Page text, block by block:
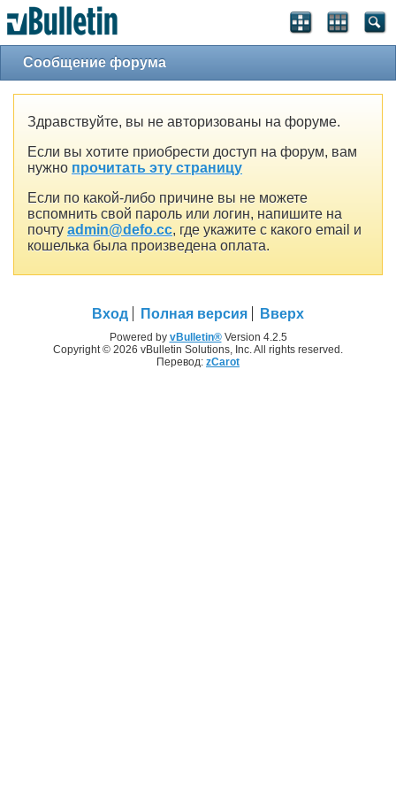
Сообщение форума
Здравствуйте, вы не авторизованы на форуме.
Если вы хотите приобрести доступ на форум, вам
нужно прочитать эту страницу
Если по какой-либо причине вы не можете
вспомнить свой пароль или логин, напишите на
почту admin@defo.cc, где укажите с какого email и
кошелька была произведена оплата.
Вход Полная версия Вверх
Powered by vBulletin®Version 4.2.5
Copyright © 2026 vBulletin Solutions, Inc. All rights reserved.
Перевод: zCarot